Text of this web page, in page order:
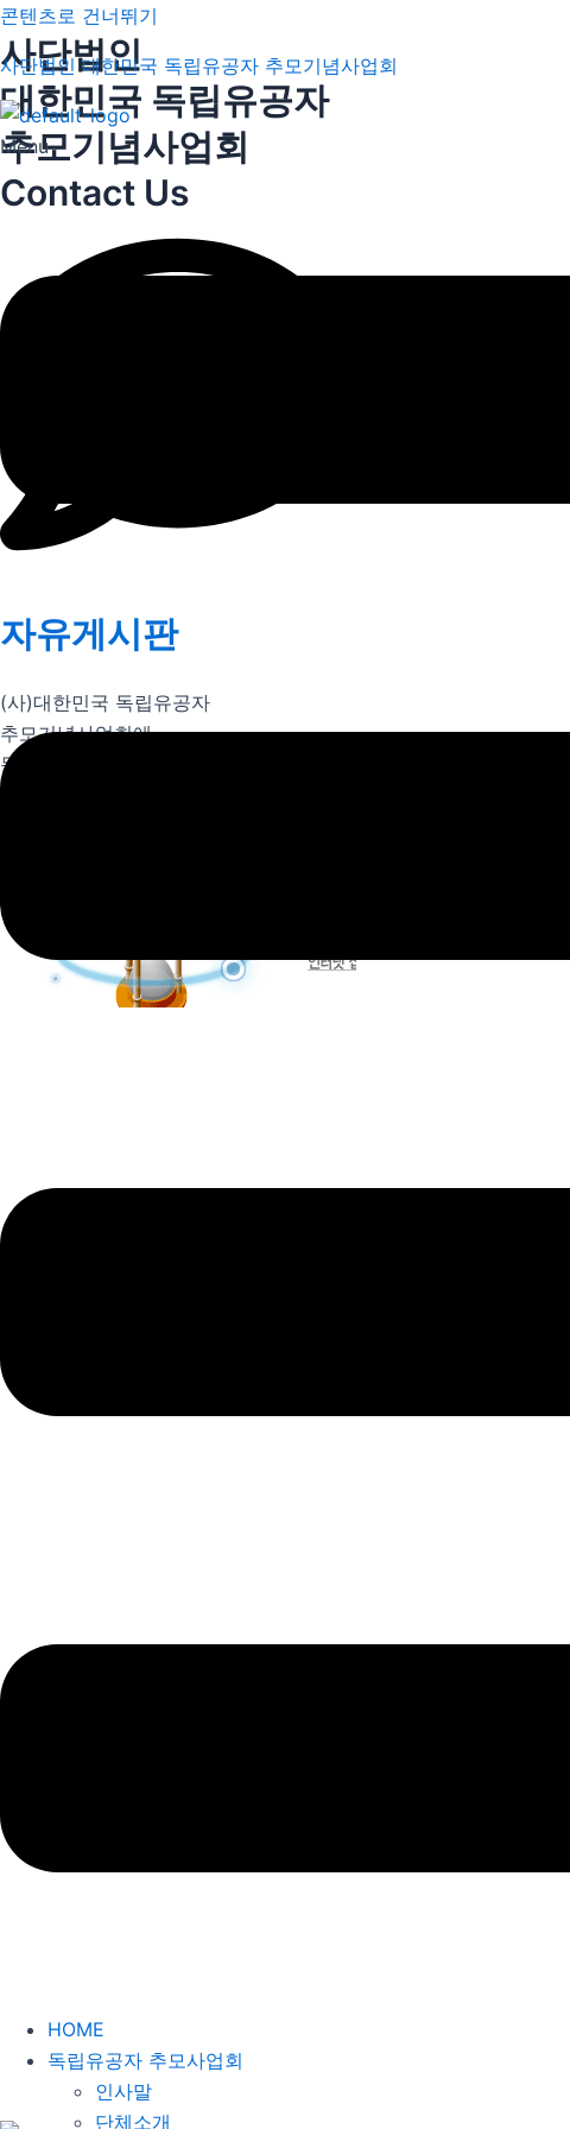
콘텐츠로 건너뛰기
사단법인 대한민국 독립유공자 추모기념사업회
Menu
HOME
독립유공자 추모사업회
인사말
단체소개
사단법인
대한민국 독립유공자
추모기념사업회
Contact Us
자유게시판
(사)대한민국 독립유공자
추모기념사업회에
문의하실 내용을
남겨주세요.